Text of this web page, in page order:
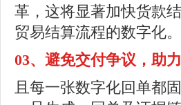
革，这将显著加快货款
贸易结算流程的数字化。
03、 避免交付争议，助
且每一张数字化回单都